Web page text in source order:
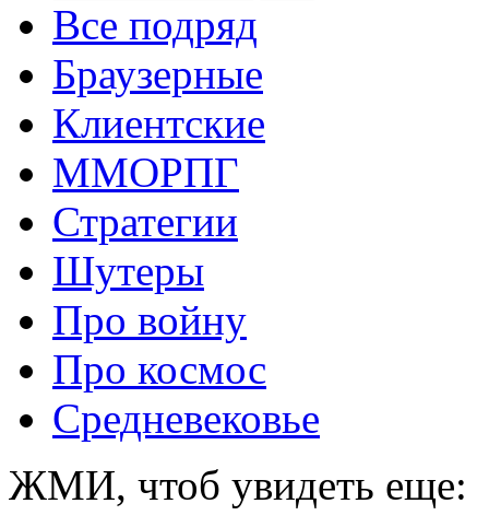
Все подряд
Браузерные
Клиентские
ММОРПГ
Стратегии
Шутеры
Про войну
Про космос
Средневековье
ЖМИ, чтоб увидеть еще: